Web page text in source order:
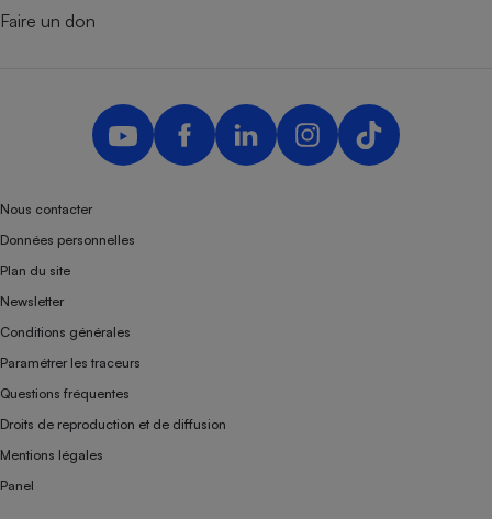
Faire un don
Nous contacter
Données personnelles
Plan du site
Newsletter
Conditions générales
Paramétrer les traceurs
Questions fréquentes
Droits de reproduction et de diffusion
Mentions légales
Panel